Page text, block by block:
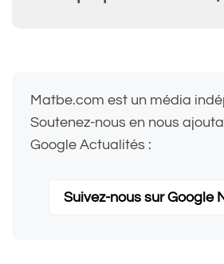
Matbe.com est un média
Soutenez-nous en nous
Google Actualités :
Suivez-nous sur Google